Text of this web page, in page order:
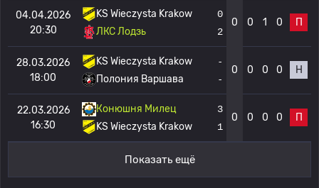
04.04.2026
20:30
KS Wieczysta Krakow
ЛКС Лодзь
0
2
0 0 1 0 П
28.03.2026
18:00
KS Wieczysta Krakow
Полония Варшава
-
-
0 0 0 0 Н
22.03.2026
16:30
Конюшня Милец
KS Wieczysta Krakow
3
1
0 0 0 0 П
Показать ещё